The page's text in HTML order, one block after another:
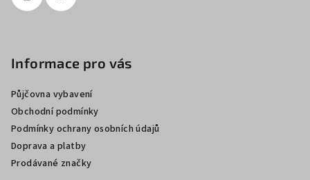
Informace pro vás
Půjčovna vybavení
Obchodní podmínky
Podmínky ochrany osobních údajů
Doprava a platby
Prodávané značky